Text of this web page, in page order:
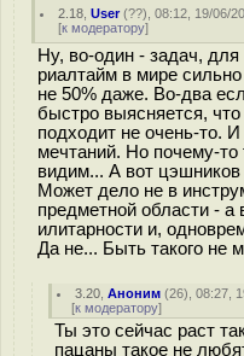
2.18 ,User(??), 08:12, 19/06/
[к модератору]
Ну, во-один - задач, для
риалтайм в мире
не 50% даже. Во-два
быстро выясняется,
подходит не очень-то.
мечтаний. Но почему-
видим... А вот
Может дело не в
предметной области - а
илитарности и,
Да не... Быть такого не
3.20 ,Аноним (26), 08:27,
[к модератору]
Ты это сейчас раст
пацаны такое не